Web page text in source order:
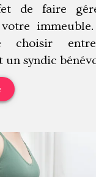
de faire
choisir
un syndic